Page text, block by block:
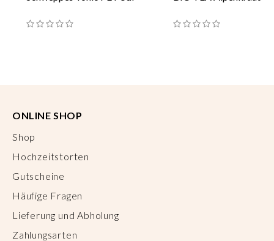
ONLINE SHOP
Shop
Hochzeitstorten
Gutscheine
Häufige Fragen
Lieferung und Abholung
Zahlungsarten